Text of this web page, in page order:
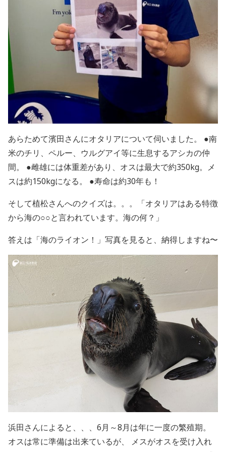
あらためて濱田さんにオタリアについて伺いました。 ●南
米のチリ、ペルー、ウルグアイ等に生息するアシカの仲
間。 ●雌雄には体重差があり、オスは最大で約350kg。メ
スは約150kgになる。 ●寿命は約30年も！
そして植松さんへのクイズは。。。「オタリアはある特徴
から海の○○と言われています。海の何？」
答えは「海のライオン！」写真を見ると、納得しますね〜
浜田さんによると、、、6月～8月は年に一度の繁殖期。
オスは常に準備は出来ているが、 メスがオスを受け入れ